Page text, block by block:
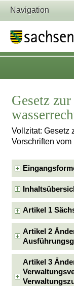
Navigation
Gesetz
Vollzitat: Gesetz
Vorschriften
Artikel 1
Artikel 2
Artikel 3